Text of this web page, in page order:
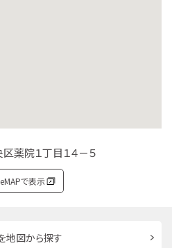
薬院１丁目１４－５
で表示
地図から探す